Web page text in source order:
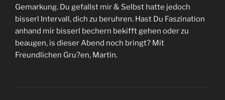
Gemarkung. Du gefallst mir & Selbst hatte jedoch
bisserl Intervall, dich zu beruhren. Hast Du Faszination
anhand mir bisserl bechern bekifft gehen oder zu
beaugen, is dieser Abend noch bringt? Mit
Freundlichen Gru?en, Martin.